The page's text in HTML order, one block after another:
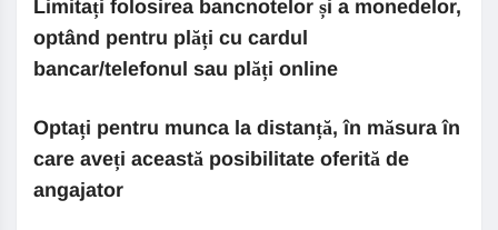
Limitați folosirea bancnotelor și a monedelor,
optând pentru plăți cu cardul
bancar/telefonul sau plăți online
Optați pentru munca la distanță, în măsura în
care aveți această posibilitate oferită de
angajator